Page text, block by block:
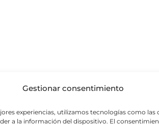
Gestionar consentimiento
experiencias, utilizamos tecnologías como las
a la información del dispositivo. El